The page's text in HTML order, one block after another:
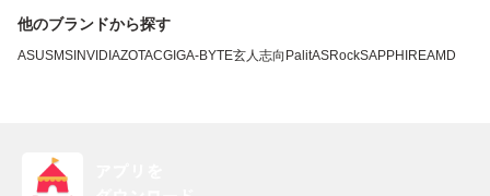
他のブランドから探す
ASUSMSI NVIDIAZOTACGIGA-BYTE玄人志向 PalitASRockSAPPHIREAMD